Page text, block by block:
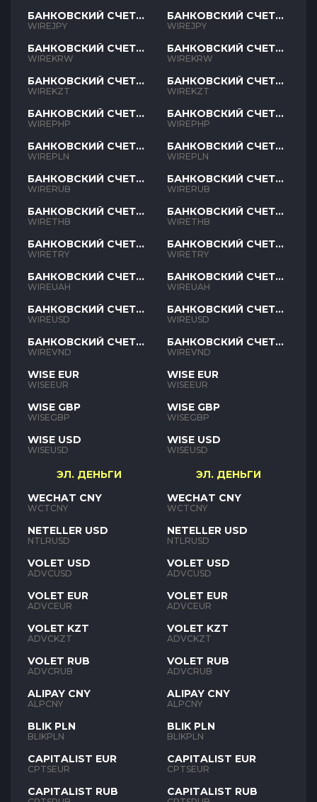
БАНКОВСКИЙ СЧЕТ
JPY
WIREJPY
БАНКОВСКИЙ СЧЕТ
KRW
WIREKRW
БАНКОВСКИЙ СЧЕТ
KZT
WIREKZT
БАНКОВСКИЙ СЧЕТ
PHP
WIREPHP
БАНКОВСКИЙ СЧЕТ
PLN
WIREPLN
БАНКОВСКИЙ СЧЕТ
RUB
WIRERUB
БАНКОВСКИЙ СЧЕТ
THB
WIRETHB
БАНКОВСКИЙ СЧЕТ
TRY
WIRETRY
БАНКОВСКИЙ СЧЕТ
UAH
WIREUAH
БАНКОВСКИЙ СЧЕТ
USD
WIREUSD
БАНКОВСКИЙ СЧЕТ
VND
WIREVND
WISE EUR
WISEEUR
WISE GBP
WISEGBP
WISE USD
WISEUSD
ЭЛ. ДЕНЬГИ
WECHAT CNY
WCTCNY
NETELLER USD
NTLRUSD
VOLET USD
ADVCUSD
VOLET EUR
ADVCEUR
VOLET KZT
ADVCKZT
VOLET RUB
ADVCRUB
ALIPAY CNY
ALPCNY
BLIK PLN
BLIKPLN
CAPITALIST EUR
CPTSEUR
CAPITALIST RUB
БАНКОВСКИЙ СЧЕТ
JPY
WIREJPY
БАНКОВСКИЙ СЧЕТ
KRW
WIREKRW
БАНКОВСКИЙ СЧЕТ
KZT
WIREKZT
БАНКОВСКИЙ СЧЕТ
PHP
WIREPHP
БАНКОВСКИЙ СЧЕТ
PLN
WIREPLN
БАНКОВСКИЙ СЧЕТ
RUB
WIRERUB
БАНКОВСКИЙ СЧЕТ
THB
WIRETHB
БАНКОВСКИЙ СЧЕТ
TRY
WIRETRY
БАНКОВСКИЙ СЧЕТ
UAH
WIREUAH
БАНКОВСКИЙ СЧЕТ
USD
WIREUSD
БАНКОВСКИЙ СЧЕТ
VND
WIREVND
WISE EUR
WISEEUR
WISE GBP
WISEGBP
WISE USD
WISEUSD
ЭЛ. ДЕНЬГИ
WECHAT CNY
WCTCNY
NETELLER USD
NTLRUSD
VOLET USD
ADVCUSD
VOLET EUR
ADVCEUR
VOLET KZT
ADVCKZT
VOLET RUB
ADVCRUB
ALIPAY CNY
ALPCNY
BLIK PLN
BLIKPLN
CAPITALIST EUR
CPTSEUR
CAPITALIST RUB